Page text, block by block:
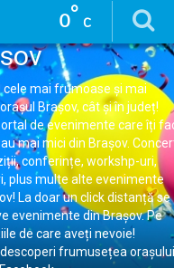
0° C
cele mai frumoase și mai
Brașov, cât și în județ!
de evenimente care îți
mai mici din Brașov.
conferințe, workshp-uri,
plus multe alte evenimente
La doar un click distanță se
evenimente din Brașov. Pe
de care aveți nevoie!
frumusețea orașului